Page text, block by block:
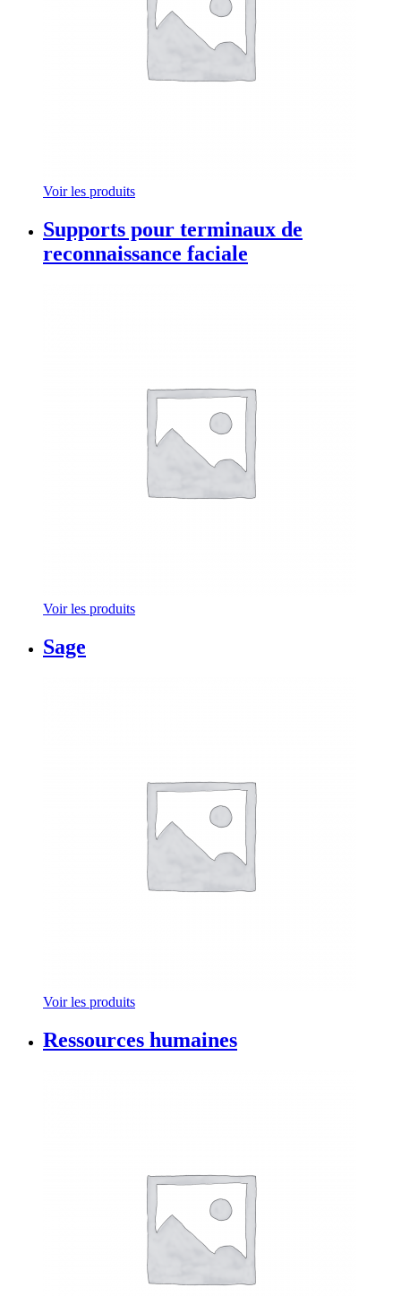
Voir les produits
Supports pour terminaux de
reconnaissance faciale
Voir les produits
Sage
Voir les produits
Ressources humaines